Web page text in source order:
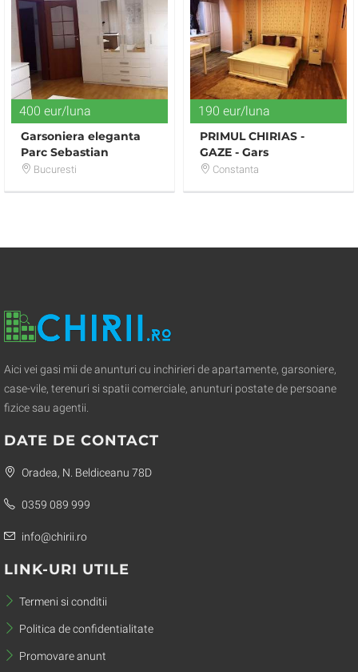
400 eur/luna
Garsoniera eleganta
Parc Sebastian
Bucuresti
190 eur/luna
PRIMUL CHIRIAS -
GAZE - Gars
UltraModerna - bloc
Constanta
Aici vei gasi mii de anunturi cu inchirieri de apartamente, garsoniere,
case-vile, terenuri si spatii comerciale, anunturi postate de persoane
fizice sau agentii.
DATE DE CONTACT
Oradea, N. Beldiceanu 78D
0359 089 999
info@chirii.ro
LINK-URI UTILE
Termeni si conditii
Politica de confidentialitate
Promovare anunt